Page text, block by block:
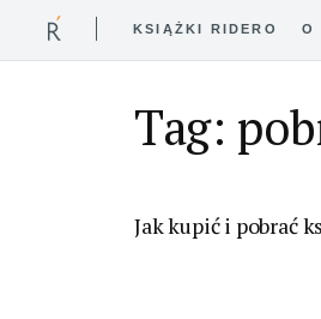
KSIĄŻKI RIDERO O
Tag:
Jak kupić i pobrać